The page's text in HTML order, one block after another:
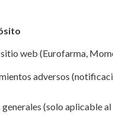
web (Eurofarma,
adversos
(solo aplicable